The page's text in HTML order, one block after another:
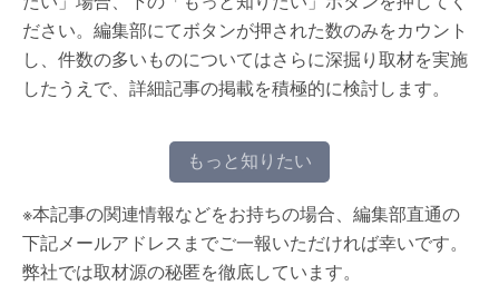
ださい。編集部にてボタンが押された数のみをカウント
し、件数の多いものについてはさらに深掘り取材を実施
したうえで、詳細記事の掲載を積極的に検討します。
もっと知りたい
※本記事の関連情報などをお持ちの場合、編集部直通の
下記メールアドレスまでご一報いただければ幸いです。
弊社では取材源の秘匿を徹底しています。